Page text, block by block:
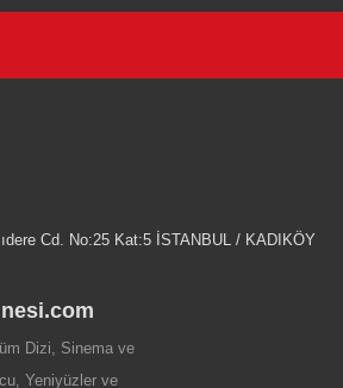
Cd. No:25 Kat:5 İSTANBUL / KADIKÖY
Dizi, Sinema ve
Yeniyüzler ve